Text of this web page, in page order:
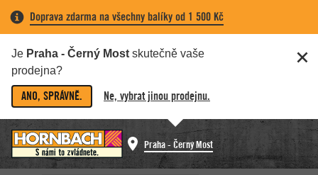
Doprava zdarma na všechny balíky od 1 500 Kč
Je Praha - Černý Most skutečně vaše
prodejna?
ANO, SPRÁVNĚ. Ne, vybrat jinou prodejnu.
Praha - Černý Most